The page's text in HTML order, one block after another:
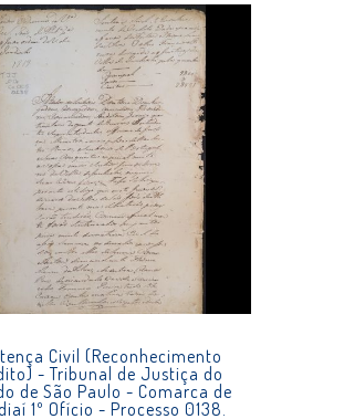
Civil (Reconhecimento
- Tribunal de Justiça do
de São Paulo - Comarca de
1º Ofício - Processo 0138.